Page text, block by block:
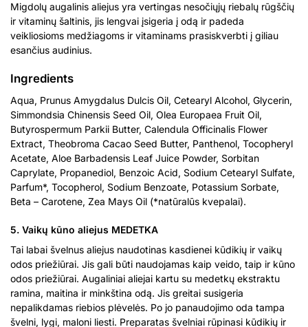
Migdolų augalinis aliejus yra vertingas nesočiųjų riebalų rūgščių
ir vitaminų šaltinis, jis lengvai įsigeria į odą ir padeda
veikliosioms medžiagoms ir vitaminams prasiskverbti į giliau
esančius audinius.
Ingredients
Aqua, Prunus Amygdalus Dulcis Oil, Cetearyl Alcohol, Glycerin,
Simmondsia Chinensis Seed Oil, Olea Europaea Fruit Oil,
Butyrospermum Parkii Butter, Calendula Officinalis Flower
Extract, Theobroma Cacao Seed Butter, Panthenol, Tocopheryl
Acetate, Aloe Barbadensis Leaf Juice Powder, Sorbitan
Caprylate, Propanediol, Benzoic Acid, Sodium Cetearyl Sulfate,
Parfum*, Tocopherol, Sodium Benzoate, Potassium Sorbate,
Beta – Carotene, Zea Mays Oil (*natūralūs kvepalai).
5. Vaikų kūno aliejus MEDETKA
Tai labai švelnus aliejus naudotinas kasdienei kūdikių ir vaikų
odos priežiūrai. Jis gali būti naudojamas kaip veido, taip ir kūno
odos priežiūrai. Augaliniai aliejai kartu su medetkų ekstraktu
ramina, maitina ir minkština odą. Jis greitai susigeria
nepalikdamas riebios plėvelės. Po jo panaudojimo oda tampa
švelni, lygi, maloni liesti. Preparatas švelniai rūpinasi kūdikių ir